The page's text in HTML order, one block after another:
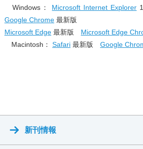
Windows： Microsoft Internet Explorer
Google Chrome最新版
Microsoft Edge最新版 Microsoft Edge
Macintosh： Safari最新版 Google
新刊情報